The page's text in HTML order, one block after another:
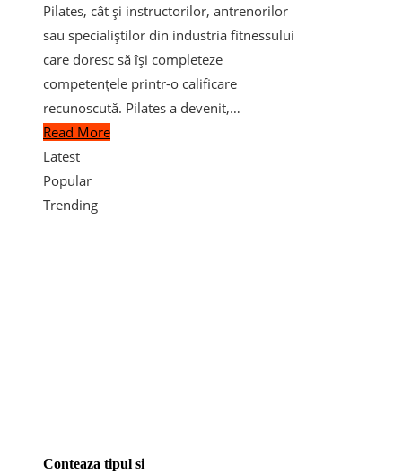
Pilates, cât și instructorilor, antrenorilor
sau specialiștilor din industria fitnessului
care doresc să își completeze
competențele printr-o calificare
recunoscută. Pilates a devenit,…
Read More
Latest
Popular
Trending
Conteaza tipul si